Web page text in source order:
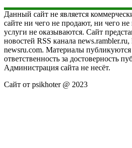
Данный сайт не является
сайте ни чего не продают, ни чего
услуги не оказываются. Сайт
новостей RSS канала news.rambler.ru,
newsru.com. Материалы публикуются
ответственность за достоверность
Администрация сайта не несёт.
Сайт от psikhoter @ 2023